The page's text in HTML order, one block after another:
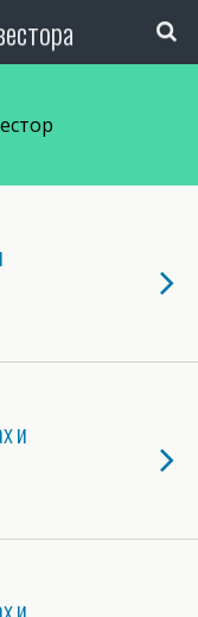
и
и